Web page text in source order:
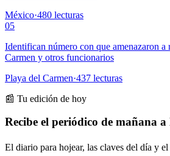
México·480 lecturas
05
Identifican número con que amenazaron a
Carmen y otros funcionarios
Playa del Carmen·437 lecturas
📰 Tu edición de hoy
Recibe el periódico de mañana a
El diario para hojear, las claves del día y